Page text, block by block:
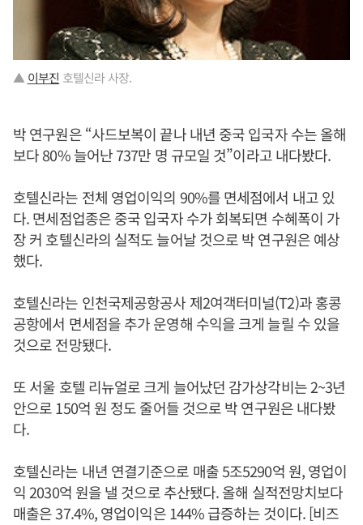
▲이부진 호텔신라 사장.
박 연구원은 “사드보복이 끝나 내년 중국 입국자 수는 올해
보다 80% 늘어난 737만 명 규모일 것”이라고 내다봤다.
호텔신라는 전체 영업이익의 90%를 면세점에서 내고 있
다. 면세점업종은 중국 입국자 수가 회복되면 수혜폭이 가
장 커 호텔신라의 실적도 늘어날 것으로 박 연구원은 예상
했다.
호텔신라는 인천국제공항공사 제2여객터미널(T2)과 홍콩
공항에서 면세점을 추가 운영해 수익을 크게 늘릴 수 있을
것으로 전망됐다.
또 서울 호텔 리뉴얼로 크게 늘어났던 감가상각비는 2~3년
안으로 150억 원 정도 줄어들 것으로 박 연구원은 내다봤
다.
호텔신라는 내년 연결기준으로 매출 5조5290억 원, 영업이
익 2030억 원을 낼 것으로 추산됐다. 올해 실적전망치보다
매출은 37.4%, 영업이익은 144% 급증하는 것이다. [비즈